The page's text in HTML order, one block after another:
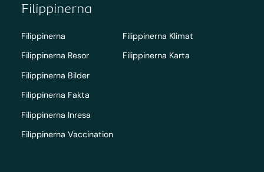
Filippinerna
Filippinerna
Filippinerna Resor
Filippinerna Bilder
Filippinerna Fakta
Filippinerna Inresa
Filippinerna Vaccination
Filippinerna Klimat
Filippinerna Karta